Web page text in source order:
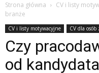
Strona główna CV i listy
branże
CV i listy motywacyjne CV dla
Czy
od